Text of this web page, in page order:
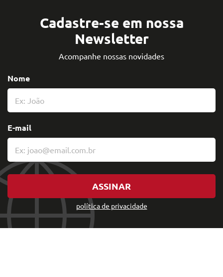
Cadastre-se em nossa
Newsletter
Acompanhe nossas novidades
política de privacidade
Nome
E-mail
ASSINAR